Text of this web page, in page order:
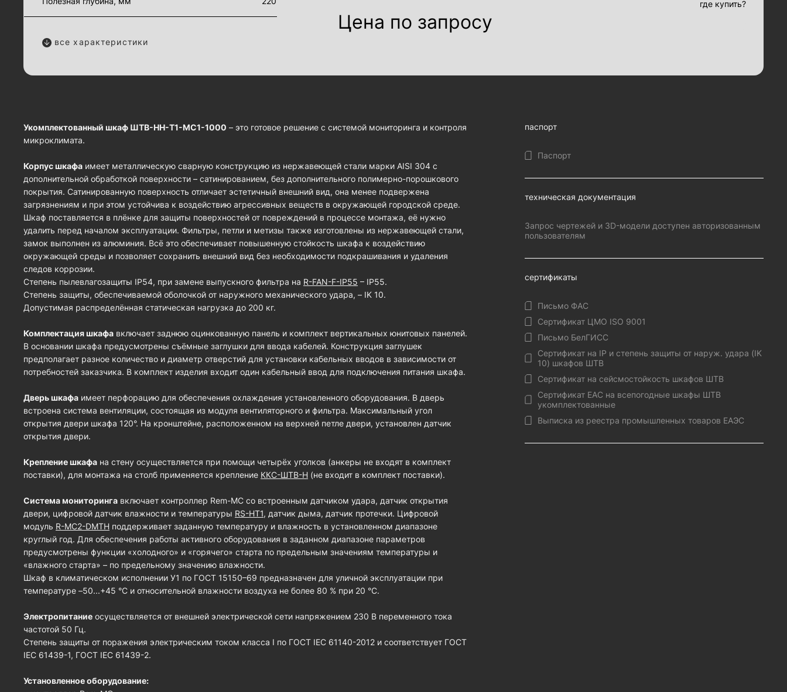
где купить?
Цена по запросу
все характеристики
Укомплектованный шкаф ШТВ-НН-Т1-MC1-1000 – это готовое решение с системой мониторинга и контроля
микроклимата.
Корпус шкафа имеет металлическую сварную конструкцию из нержавеющей стали марки AISI 304 с
дополнительной обработкой поверхности – сатинированием, без дополнительного полимерно-порошкового
покрытия. Сатинированную поверхность отличает эстетичный внешний вид, она менее подвержена
загрязнениям и при этом устойчива к воздействию агрессивных веществ в окружающей городской среде.
Шкаф поставляется в плёнке для защиты поверхностей от повреждений в процессе монтажа, её нужно
удалить перед началом эксплуатации. Фильтры, петли и метизы также изготовлены из нержавеющей стали,
замок выполнен из алюминия. Всё это обеспечивает повышенную стойкость шкафа к воздействию
окружающей среды и позволяет сохранить внешний вид без необходимости подкрашивания и удаления
следов коррозии.
Степень пылевлагозащиты IP54, при замене выпускного фильтра на R-FAN-F-IP55 – IP55.
Степень защиты, обеспечиваемой оболочкой от наружного механического удара, – IK 10.
Допустимая распределённая статическая нагрузка до 200 кг.
Комплектация шкафа включает заднюю оцинкованную панель и комплект вертикальных юнитовых панелей.
В основании шкафа предусмотрены съёмные заглушки для ввода кабелей. Конструкция заглушек
предполагает разное количество и диаметр отверстий для установки кабельных вводов в зависимости от
потребностей заказчика. В комплект изделия входит один кабельный ввод для подключения питания шкафа.
Дверь шкафа имеет перфорацию для обеспечения охлаждения установленного оборудования. В дверь
встроена система вентиляции, состоящая из модуля вентиляторного и фильтра. Максимальный угол
открытия двери шкафа 120°. На кронштейне, расположенном на верхней петле двери, установлен датчик
открытия двери.
Крепление шкафа на стену осуществляется при помощи четырёх уголков (анкеры не входят в комплект
поставки), для монтажа на столб применяется крепление ККС-ШТВ-Н (не входит в комплект поставки).
Система мониторинга включает контроллер Rem-MC со встроенным датчиком удара, датчик открытия
двери, цифровой датчик влажности и температуры RS-HT1, датчик дыма, датчик протечки. Цифровой
модуль R-MC2-DMTH поддерживает заданную температуру и влажность в установленном диапазоне
круглый год. Для обеспечения работы активного оборудования в заданном диапазоне параметров
предусмотрены функции «холодного» и «горячего» старта по предельным значениям температуры и
«влажного старта» – по предельному значению влажности.
Шкаф в климатическом исполнении У1 по ГОСТ 15150–69 предназначен для уличной эксплуатации при
температуре –50...+45 °С и относительной влажности воздуха не более 80 % при 20 °С.
Электропитание осуществляется от внешней электрической сети напряжением 230 В переменного тока
частотой 50 Гц.
Степень защиты от поражения электрическим током класса I по ГОСТ IEC 61140-2012 и соответствует ГОСТ
IEC 61439-1, ГОСТ IEC 61439-2.
Установленное оборудование:
паспорт
Паспорт
техническая документация
Запрос чертежей и 3D-модели доступен авторизованным
пользователям
сертификаты
Письмо ФАС
Сертификат ЦМО ISO 9001
Письмо БелГИСС
Сертификат на IP и степень защиты от наруж. удара (IK
10) шкафов ШТВ
Сертификат на сейсмостойкость шкафов ШТВ
Сертификат EAC на всепогодные шкафы ШТВ
укомплектованные
Выписка из реестра промышленных товаров ЕАЭС